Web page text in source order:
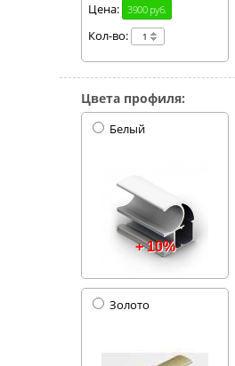
Цена: 3900 руб.
Кол-во:
Цвета профиля:
Белый
+ 10%
Золото